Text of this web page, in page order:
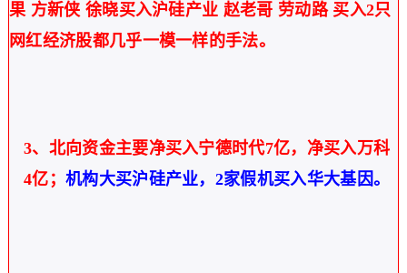
果 方新侠 徐晓买入沪硅产业 赵老哥 劳动路 买入2只
网红经济股都几乎一模一样的手法。
3、北向资金主要净买入宁德时代7亿，净买入万科
4亿； 机构大买沪硅产业， 2家假机买入华大基因。